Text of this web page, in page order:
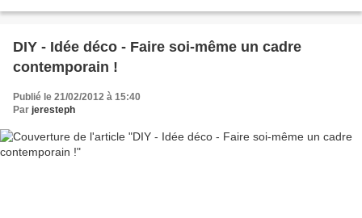
DIY - Idée déco - Faire soi-même un cadre
contemporain !
Publié le 21/02/2012 à 15:40
Par jeresteph